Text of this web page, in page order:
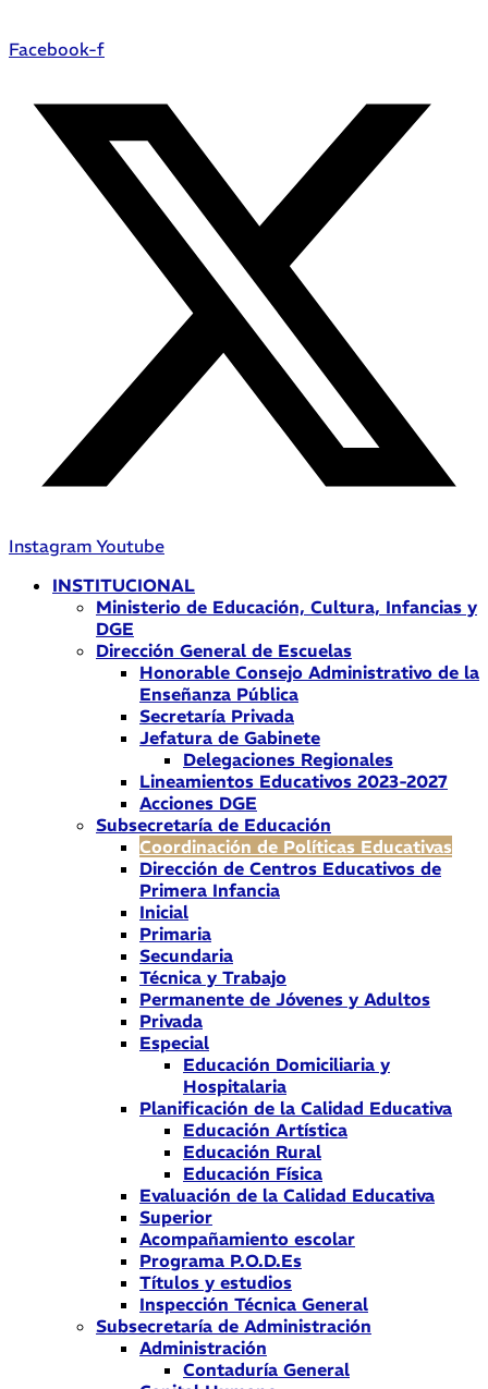
Facebook-f
Instagram Youtube
INSTITUCIONAL
Ministerio de Educación, Cultura, Infancias y
DGE
Dirección General de Escuelas
Honorable Consejo Administrativo de la
Enseñanza Pública
Secretaría Privada
Jefatura de Gabinete
Delegaciones Regionales
Lineamientos Educativos 2023-2027
Acciones DGE
Subsecretaría de Educación
Coordinación de Políticas Educativas
Dirección de Centros Educativos de
Primera Infancia
Inicial
Primaria
Secundaria
Técnica y Trabajo
Permanente de Jóvenes y Adultos
Privada
Especial
Educación Domiciliaria y
Hospitalaria
Planificación de la Calidad Educativa
Educación Artística
Educación Rural
Educación Física
Evaluación de la Calidad Educativa
Superior
Acompañamiento escolar
Programa P.O.D.Es
Títulos y estudios
Inspección Técnica General
Subsecretaría de Administración
Administración
Contaduría General